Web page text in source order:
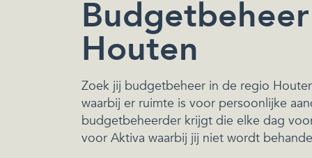
Houten
Zoek jij budgetbeheer in de regio
waarbij er ruimte is voor persoonlijke
budgetbeheerder krijgt die elke dag
voor Aktiva waarbij jij niet wordt